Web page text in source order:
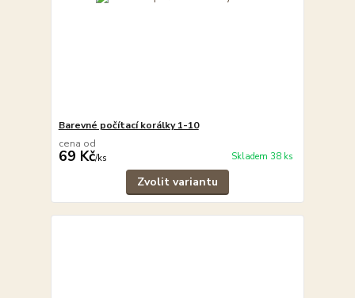
Barevné počítací korálky 1-10
cena od
69 Kč/ks Skladem 38 ks
Zvolit variantu